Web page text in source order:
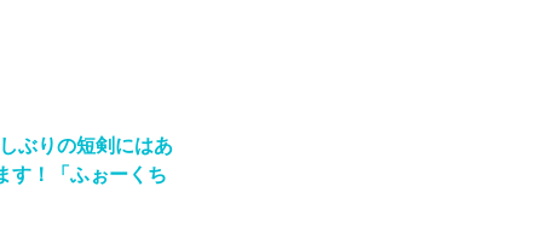
ぶりの短剣にはあ
す！「ふぉーくち